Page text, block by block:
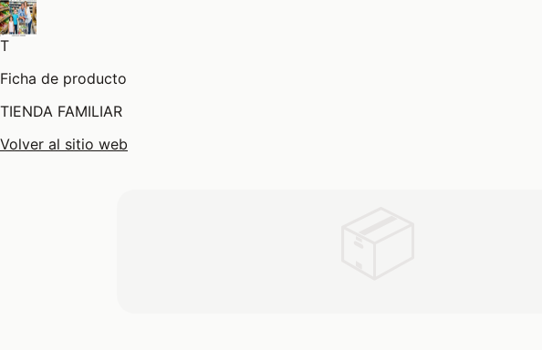
T
Ficha de producto
TIENDA FAMILIAR
Volver al sitio web